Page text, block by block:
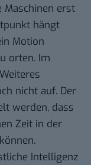
erst
hängt
Motion
orten. Im
nicht auf. Der
werden, dass
Zeit in der
Intelligenz